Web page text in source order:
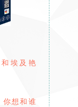
埃及艳
想和谁